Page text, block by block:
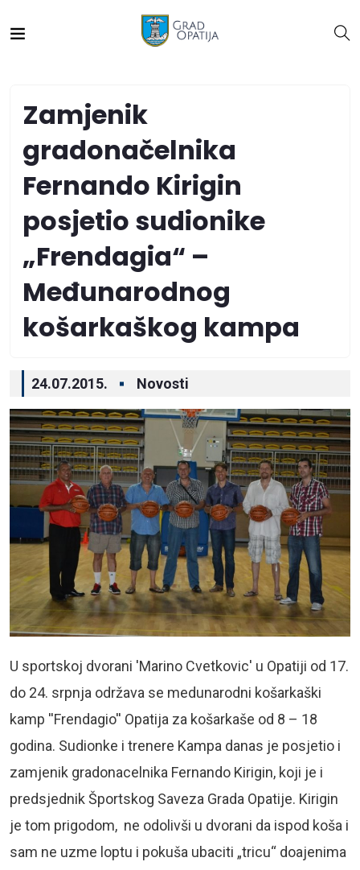
Zamjenik
gradonačelnika
Fernando Kirigin
posjetio sudionike
„Frendagia“ –
Međunarodnog
košarkaškog kampa
24.07.2015. Novosti
U sportskoj dvorani 'Marino Cvetkovic' u Opatiji od 17.
do 24. srpnja održava se medunarodni košarkaški
kamp ''Frendagio'' Opatija za košarkaše od 8 – 18
godina. Sudionke i trenere Kampa danas je posjetio i
zamjenik gradonacelnika Fernando Kirigin, koji je i
predsjednik Športskog Saveza Grada Opatije. Kirigin
je tom prigodom, ne odolivši u dvorani da ispod koša i
sam ne uzme loptu i pokuša ubaciti „tricu“ doajenima